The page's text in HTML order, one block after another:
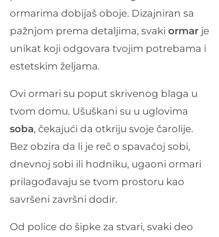
ormarima dobijaš oboje. Dizajniran sa
pažnjom prema detaljima, svaki ormar je
unikat koji odgovara tvojim potrebama i
estetskim željama.
Ovi ormari su poput skrivenog blaga u
tvom domu. Ušuškani su u uglovima
soba, čekajući da otkriju svoje čarolije.
Bez obzira da li je reč o spavaćoj sobi,
dnevnoj sobi ili hodniku, ugaoni ormari
prilagođavaju se tvom prostoru kao
savršeni završni dodir.
Od police do šipke za stvari, svaki deo